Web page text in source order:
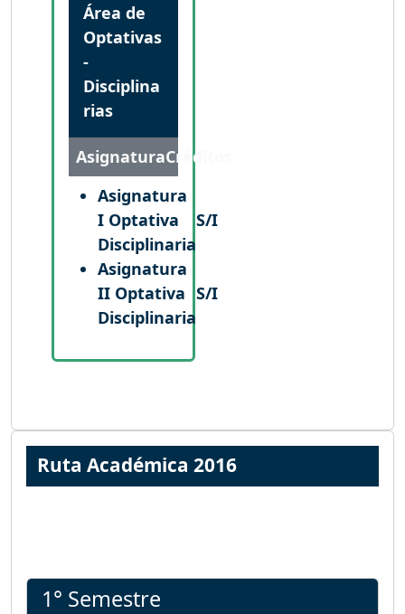
Área de
Optativas
-
Disciplina
rias
AsignaturaCréditos
Asignatura
I Optativa
Disciplinaria
S/I
Asignatura
II Optativa
Disciplinaria
S/I
Ruta Académica 2016
1° Semestre